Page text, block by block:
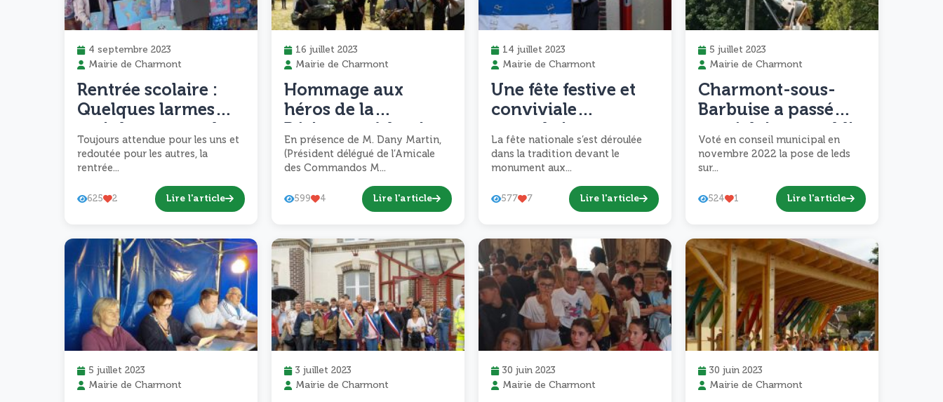
4 septembre 2023
Mairie de Charmont
Rentrée scolaire :
Quelques larmes
rires, la rentrée s’est
bien passée !
Toujours attendue pour les uns et
redoutée pour les autres, la
rentrée...
625 2 Lire l'article
16 juillet 2023
Mairie de Charmont
Hommage aux
héros de la
192
En présence de M. Dany Martin,
(Président délégué de l’Amicale
des Commandos M...
599 4 Lire l'article
14 juillet 2023
Mairie de Charmont
Une fête festive et
conviviale
feu d’artifice
avorté.DATA
La fête nationale s’est déroulée
dans la tradition devant le
monument aux...
577 7 Lire l'article
5 juillet 2023
Mairie de Charmont
Charmont-sous-
Barbuise a passé
en leds.
Voté en conseil municipal en
novembre 2022 la pose de leds
sur...
524 1 Lire l'article
5 juillet 2023
Mairie de Charmont
3 juillet 2023
Mairie de Charmont
30 juin 2023
Mairie de Charmont
30 juin 2023
Mairie de Charmont